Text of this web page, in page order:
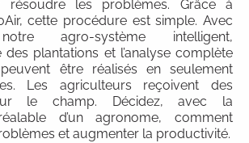
résoudre les problèmes. Grâce à
cette procédure est simple. Avec
agro-système intelligent,
des plantations et l’analyse complète
être réalisés en seulement
Les agriculteurs reçoivent des
le champ. Décidez, avec la
d’un agronome, comment
et augmenter la productivité.